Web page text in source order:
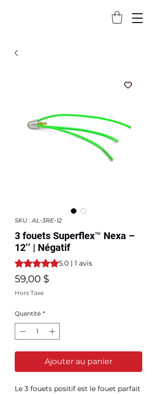
SKU : AL-3RE-12
3 fouets Superflex™ Nexa –
12’’ | Négatif
La note est de 5.0 sur cinq étoiles selon 1
5.0 | 1 avis
59,00 $Prix
Hors Taxe
Quantité *
Ajouter au panier
Le 3 fouets positif est le fouet parfait